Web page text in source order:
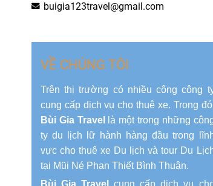
buigia123travel@gmail.com
VỀ CHÚNG TÔI
Trên thị trường có nhiều công công
cung cấp dịch vụ cho thuê xe. Trong
Bùi Gia Travel
là một trong những
ty du lịch lữ hành hàng đầu trong
vực cho thuê xe Du lịch và tour Du
tại Mũi Né Phan Thiết Bình Thuận.
Bùi Gia Travel
cung cấp dịch vụ